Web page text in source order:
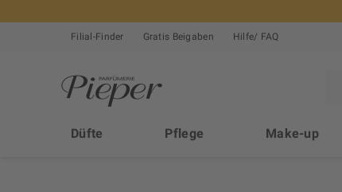
Filial-Finder Gratis Beigaben Hilfe/ FAQ
Düfte Pflege Make-up